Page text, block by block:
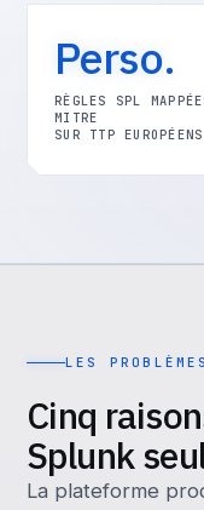
Perso.
RÈGLES SPL
MITRE
SUR TTP EUROPÉENS
LES
Cinq
Splunk
La plateforme